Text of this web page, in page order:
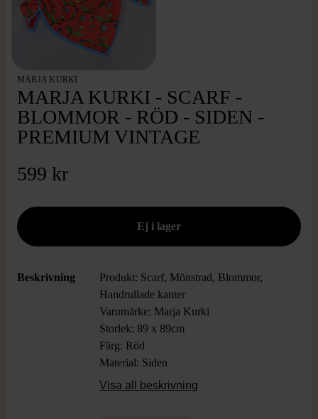
MARJA KURKI
MARJA KURKI - SCARF -
BLOMMOR - RÖD - SIDEN -
PREMIUM VINTAGE
599 kr
Beskrivning
Produkt: Scarf, Mönstrad, Blommor,
Handrullade kanter
Varumärke: Marja Kurki
Storlek: 89 x 89cm
Färg: Röd
Material: Siden
Skick: Gott Skick
Visa all beskrivning